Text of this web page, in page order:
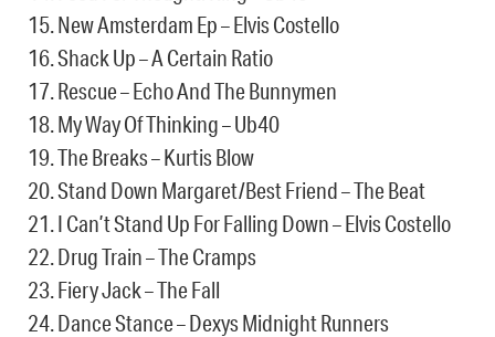
15. New Amsterdam Ep – Elvis Costello
16. Shack Up – A Certain Ratio
17. Rescue – Echo And The Bunnymen
18. My Way Of Thinking – Ub40
19. The Breaks – Kurtis Blow
20. Stand Down Margaret/Best Friend – The Beat
21. I Can’t Stand Up For Falling Down – Elvis Costello
22. Drug Train – The Cramps
23. Fiery Jack – The Fall
24. Dance Stance – Dexys Midnight Runners